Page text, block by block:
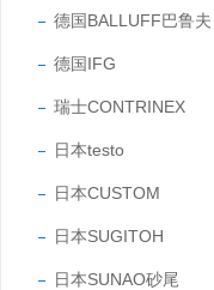
德国BALLUFF巴鲁夫
德国IFG
瑞士CONTRINEX
日本testo
日本CUSTOM
日本SUGITOH
日本SUNAO砂尾